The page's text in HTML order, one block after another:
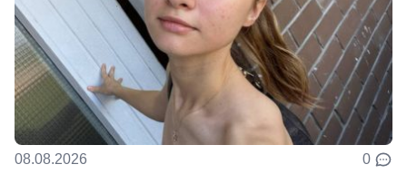
08.08.2026 0